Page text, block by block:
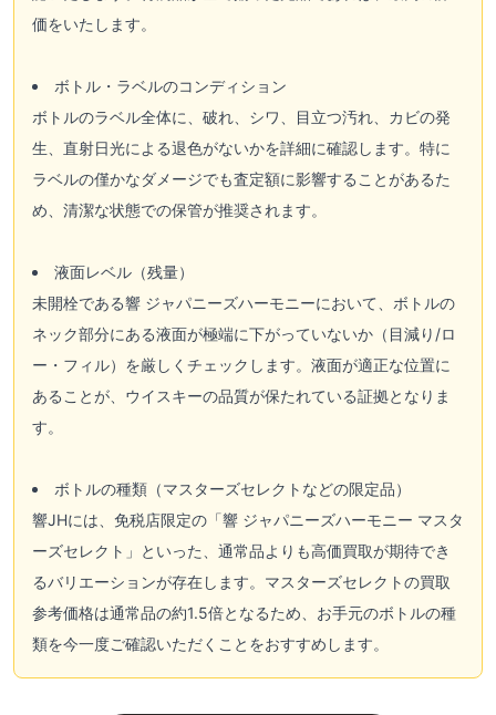
価をいたします。
ボトル・ラベルのコンディション
ボトルのラベル全体に、破れ、シワ、目立つ汚れ、カビの発
生、直射日光による退色がないかを詳細に確認します。特に
ラベルの僅かなダメージでも査定額に影響することがあるた
め、清潔な状態での保管が推奨されます。
液面レベル（残量）
未開栓である響 ジャパニーズハーモニーにおいて、ボトルの
ネック部分にある液面が極端に下がっていないか（目減り/ロ
ー・フィル）を厳しくチェックします。液面が適正な位置に
あることが、ウイスキーの品質が保たれている証拠となりま
す。
ボトルの種類（マスターズセレクトなどの限定品）
響JHには、免税店限定の「響 ジャパニーズハーモニー マスタ
ーズセレクト」といった、通常品よりも高価買取が期待でき
るバリエーションが存在します。マスターズセレクトの買取
参考価格は通常品の約1.5倍となるため、お手元のボトルの種
類を今一度ご確認いただくことをおすすめします。